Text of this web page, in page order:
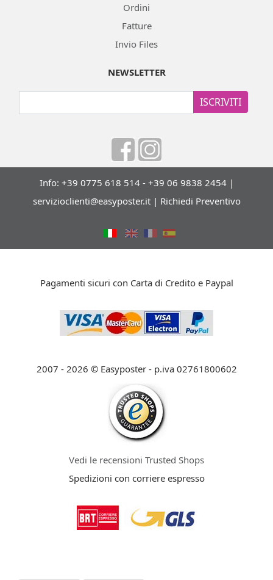
Ordini
Fatture
Invio Files
NEWSLETTER
ISCRIVITI
Info: +39 0775 618 514 - +39 06 9838 2454 |
servizioclienti@easyposter.it| Richiedi Preventivo
Pagamenti sicuri con Carta di Credito e Paypal
2007 - 2026 © Easyposter - p.iva 02761800602
Vedi le recensioni Trusted Shops
Spedizioni con corriere espresso